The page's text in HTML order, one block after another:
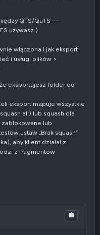
QTS/QuTS —
używasz.)
włączona i jak eksport
i usługi plików >
eksportujesz folder do
eksport mapuje wszystkie
all) lub squash dla
lub
ustaw „Brak squash”
aby klient działał z
z fragmentów